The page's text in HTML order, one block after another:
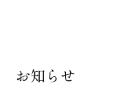
お知らせ